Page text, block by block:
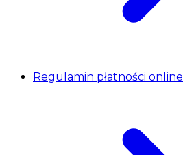
Regulamin płatności online